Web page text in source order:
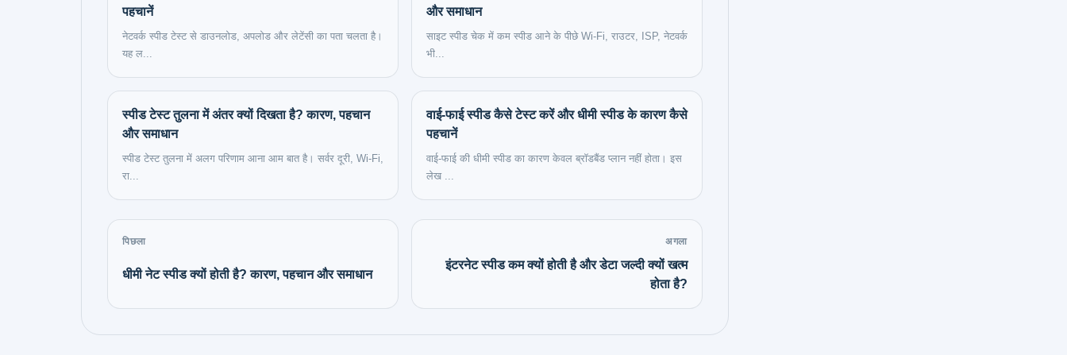
पहचानें
नेटवर्क स्पीड टेस्ट से डाउनलोड, अपलोड और लेटेंसी का पता चलता है।
यह ल...
और समाधान
साइट स्पीड चेक में कम स्पीड आने के पीछे Wi-Fi, राउटर, ISP, नेटवर्क
भी...
स्पीड टेस्ट तुलना में अंतर क्यों दिखता है? कारण, पहचान
और समाधान
स्पीड टेस्ट तुलना में अलग परिणाम आना आम बात है। सर्वर दूरी, Wi‑Fi,
रा...
वाई-फाई स्पीड कैसे टेस्ट करें और धीमी स्पीड के कारण कैसे
पहचानें
वाई-फाई की धीमी स्पीड का कारण केवल ब्रॉडबैंड प्लान नहीं होता। इस
लेख ...
पिछला
धीमी नेट स्पीड क्यों होती है? कारण, पहचान और समाधान
अगला
इंटरनेट स्पीड कम क्यों होती है और डेटा जल्दी क्यों खत्म
होता है?